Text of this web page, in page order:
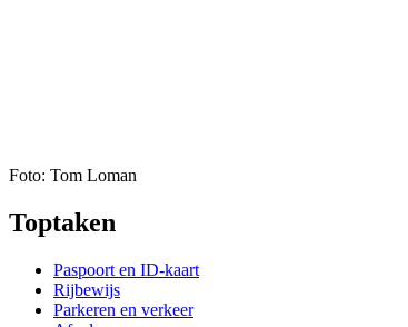
Foto: Tom Loman
Toptaken
Paspoort en ID-kaart
Rijbewijs
Parkeren en verkeer